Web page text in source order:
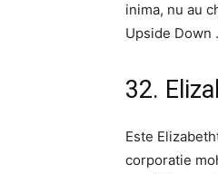
inima, nu au
Upside Down
32.
Este
corporatie